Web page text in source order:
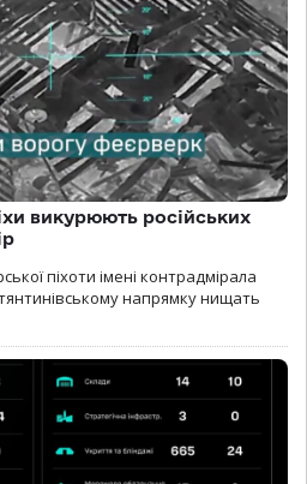
викурюють російських
піхоти імені контрадмірала
напрямку нищать